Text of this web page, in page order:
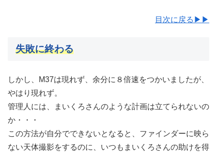
目次に戻る▶▶
失敗に終わる
しかし、M37は現れず、余分に８倍速をつかいましたが、
やはり現れず。
管理人には、まいくろさんのような計画は立てられないの
か・・・
この方法が自分でできないとなると、ファインダーに映ら
ない天体撮影をするのに、いつもまいくろさんの助けを得